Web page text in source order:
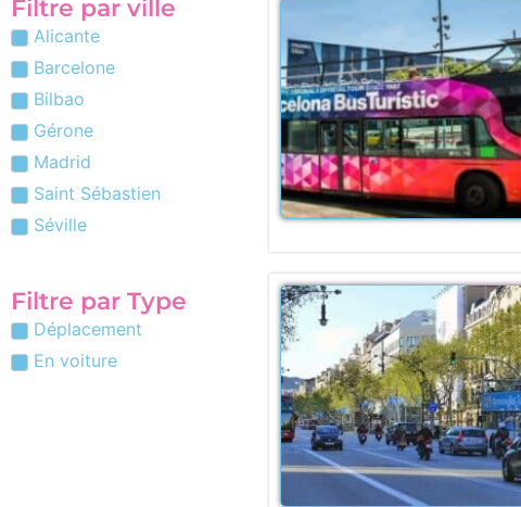
Filtre par ville
Alicante
Barcelone
Bilbao
Gérone
Madrid
Saint Sébastien
Séville
Filtre par Type
Déplacement
En voiture